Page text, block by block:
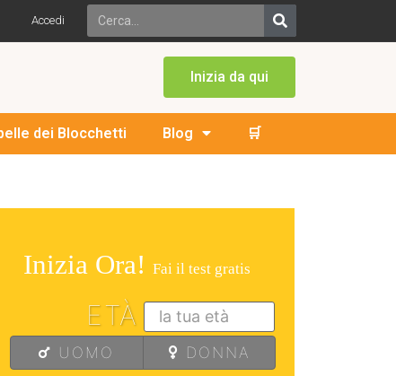
Accedi
Inizia da qui
dei Blocchetti Blog 🛒
Inizia Ora! Fai il test gratis
ETÀ
UOMO DONNA